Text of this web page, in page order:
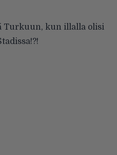
Turkuun, kun illalla olisi